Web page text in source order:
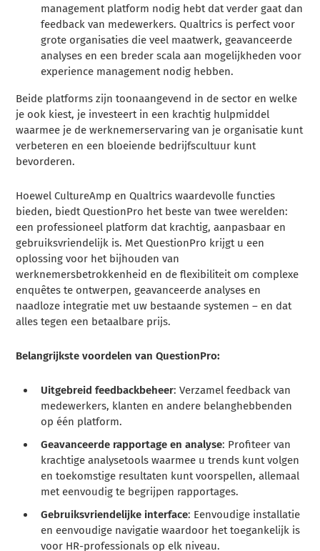
management platform nodig hebt dat verder gaat dan
feedback van medewerkers. Qualtrics is perfect voor
grote organisaties die veel maatwerk, geavanceerde
analyses en een breder scala aan mogelijkheden voor
experience management nodig hebben.
Beide platforms zijn toonaangevend in de sector en welke
je ook kiest, je investeert in een krachtig hulpmiddel
waarmee je de werknemerservaring van je organisatie kunt
verbeteren en een bloeiende bedrijfscultuur kunt
bevorderen.
Hoewel CultureAmp en Qualtrics waardevolle functies
bieden, biedt QuestionPro het beste van twee werelden:
een professioneel platform dat krachtig, aanpasbaar en
gebruiksvriendelijk is. Met QuestionPro krijgt u een
oplossing voor het bijhouden van
werknemersbetrokkenheid en de flexibiliteit om complexe
enquêtes te ontwerpen, geavanceerde analyses en
naadloze integratie met uw bestaande systemen – en dat
alles tegen een betaalbare prijs.
Belangrijkste voordelen van QuestionPro:
Uitgebreid feedbackbeheer: Verzamel feedback van
medewerkers, klanten en andere belanghebbenden
op één platform.
Geavanceerde rapportage en analyse: Profiteer van
krachtige analysetools waarmee u trends kunt volgen
en toekomstige resultaten kunt voorspellen, allemaal
met eenvoudig te begrijpen rapportages.
Gebruiksvriendelijke interface: Eenvoudige installatie
en eenvoudige navigatie waardoor het toegankelijk is
voor HR-professionals op elk niveau.